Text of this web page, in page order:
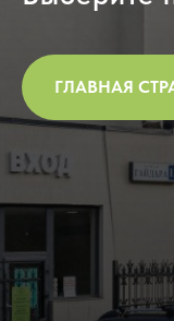
ГЛАВНАЯ